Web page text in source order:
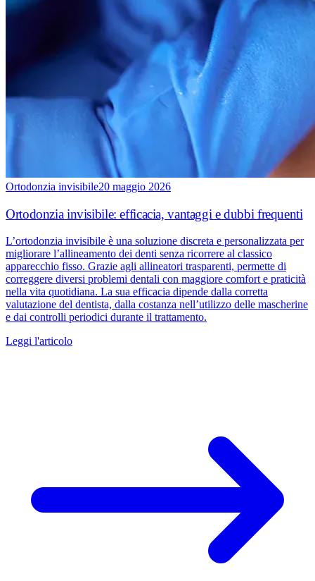
Ortodonzia invisibile20 maggio 2026
Ortodonzia invisibile: efficacia, vantaggi e dubbi frequenti
L’ortodonzia invisibile è una soluzione discreta e personalizzata per
migliorare l’allineamento dei denti senza ricorrere al classico
apparecchio fisso. Grazie agli allineatori trasparenti, permette di
correggere diversi problemi dentali con maggiore comfort e praticità
nella vita quotidiana. La sua efficacia dipende dalla corretta
valutazione del dentista, dalla costanza nell’utilizzo delle mascherine
e dai controlli periodici durante il trattamento.
Leggi l'articolo